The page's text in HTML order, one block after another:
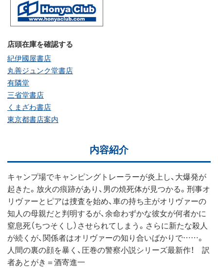
店頭在庫を確認する
紀伊國屋書店
丸善ジュンク堂書店
有隣堂
三省堂書店
くまざわ書店
東京都書店案内
内容紹介
キャンプ場でキャンピングトレーラーが炎上し、大爆発が
起きた。放火の痕跡があり、男の焼死体が見つかる。刑事オ
リヴァーとピアは捜査を始め、車の持ち主がオリヴァーの
知人の母親だと判明するが、余命わずかな彼女が何者かに
窒息死（ちつそくし）させられてしまう。さらに新たな殺人
が続くが、関係者はオリヴァーの知り合いばかりで……。
人間の裏の顔を暴く、圧巻の警察小説シリーズ最新作！ 訳
者あとがき＝酒寄進一